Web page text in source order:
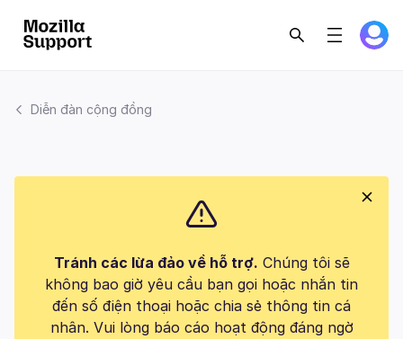
Diễn đàn cộng đồng
Tránh các lừa đảo về hỗ trợ. Chúng tôi sẽ
không bao giờ yêu cầu bạn gọi hoặc nhắn tin
đến số điện thoại hoặc chia sẻ thông tin cá
nhân. Vui lòng báo cáo hoạt động đáng ngờ